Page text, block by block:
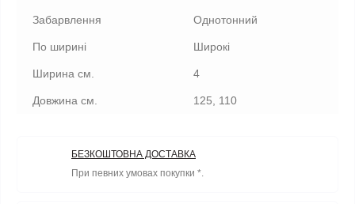
Забарвлення Однотонний
По ширині Широкі
Ширина см. 4
Довжина см. 125, 110
БЕЗКОШТОВНА ДОСТАВКА
При певних умовах покупки *.